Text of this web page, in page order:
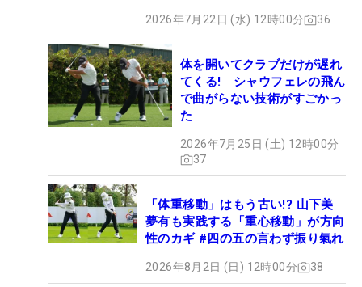
2026年7月22日 (水) 12時00分 36
体を開いてクラブだけが遅れ
てくる! シャウフェレの飛ん
で曲がらない技術がすごかっ
た
2026年7月25日 (土) 12時00分
37
「体重移動」はもう古い!? 山下美
夢有も実践する「重心移動」が方向
性のカギ #四の五の言わず振り氣れ
2026年8月2日 (日) 12時00分 38